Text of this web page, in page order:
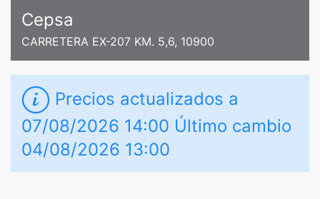
Cepsa
CARRETERA EX-207 KM. 5,6, 10900
Precios actualizados a
07/08/2026 14:00 Último cambio
04/08/2026 13:00